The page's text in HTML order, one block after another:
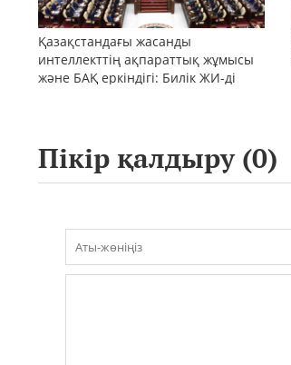
Қазақстандағы жасанды
интеллекттің ақпараттық жұмысы
және БАҚ еркіндігі: Билік ЖИ-ді
Пікір қалдыру (0)